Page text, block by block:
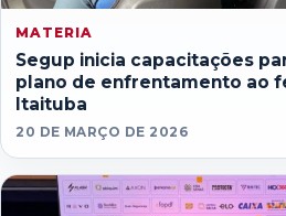
MATERIA
Segup inicia capacitações
plano de enfrentamento ao
Itaituba
20 DE MARÇO DE 2026